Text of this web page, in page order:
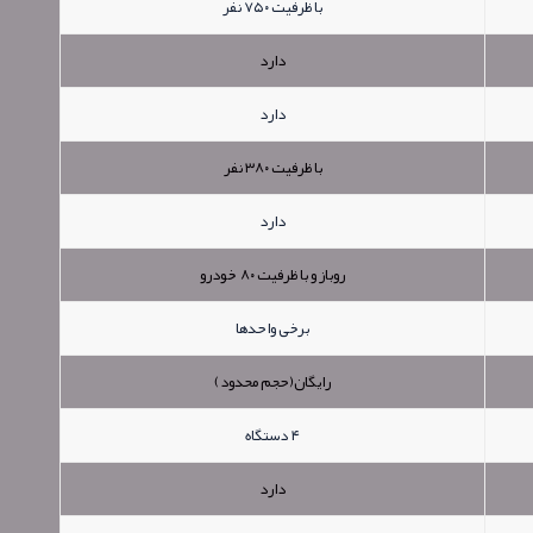
با ظرفیت ۷۵۰ نفر
دارد
دارد
با ظرفیت ۳۸۰ نفر
دارد
روباز و با ظرفیت ۸۰ خودرو
برخی واحدها
رایگان(حجم محدود)
۴ دستگاه
دارد